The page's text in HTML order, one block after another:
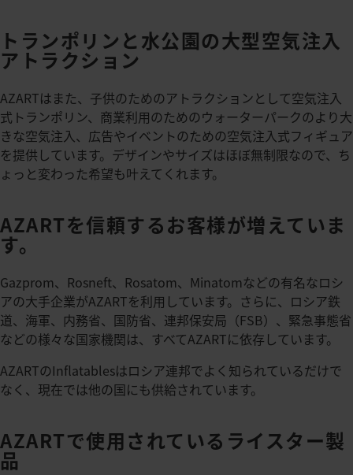
トランポリンと水公園の大型空気注入
アトラクション
AZARTはまた、子供のためのアトラクションとして空気注入
式トランポリン、商業利用のためのウォーターパークのより大
きな空気注入、広告やイベントのための空気注入式フィギュア
を提供しています。デザインやサイズはほぼ無制限なので、ち
ょっと変わった希望も叶えてくれます。
AZARTを信頼するお客様が増えていま
す。
Gazprom、Rosneft、Rosatom、Minatomなどの有名なロシ
アの大手企業がAZARTを利用しています。さらに、ロシア鉄
道、海軍、内務省、国防省、連邦保安局（FSB）、緊急事態省
などの様々な国家機関は、すべてAZARTに依存しています。
AZARTのInflatablesはロシア連邦でよく知られているだけで
なく、現在では他の国にも供給されています。
AZARTで使用されているライスター製
品